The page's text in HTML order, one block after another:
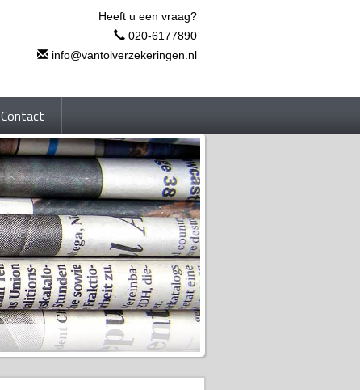
Heeft u een vraag?
020-6177890
info@vantolverzekeringen.nl
Contact